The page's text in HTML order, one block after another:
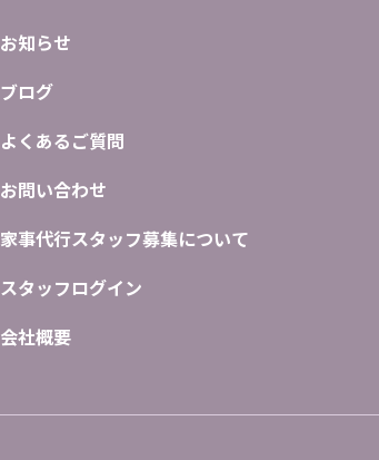
お知らせ
ブログ
よくあるご質問
お問い合わせ
家事代行スタッフ募集について
スタッフログイン
会社概要